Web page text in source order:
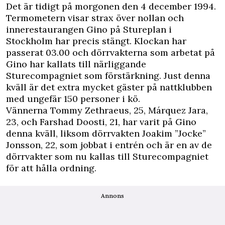
Det är tidigt på morgonen den 4 december 1994.
Termometern visar strax över nollan och
innerestaurangen Gino på Stureplan i
Stockholm har precis stängt. Klockan har
passerat 03.00 och dörrvakterna som arbetat på
Gino har kallats till närliggande
Sturecompagniet som förstärkning. Just denna
kväll är det extra mycket gäster på nattklubben
med ungefär 150 personer i kö.
Vännerna Tommy Zethraeus, 25, Márquez Jara,
23, och Farshad Doosti, 21, har varit på Gino
denna kväll, liksom dörrvakten Joakim ”Jocke”
Jonsson, 22, som jobbat i entrén och är en av de
dörrvakter som nu kallas till Sturecompagniet
för att hålla ordning.
Annons